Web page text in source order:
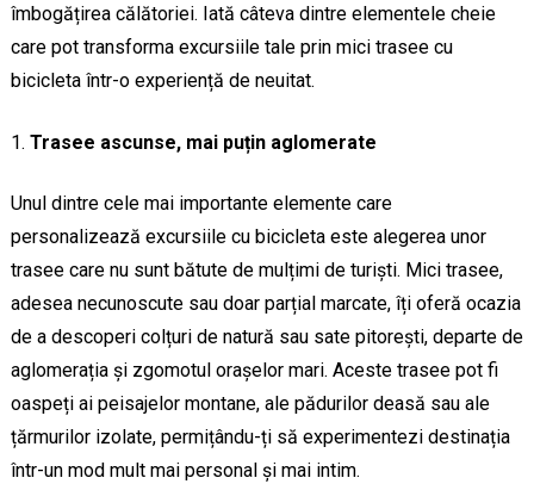
îmbogățirea călătoriei. Iată câteva dintre elementele cheie
care pot transforma excursiile tale prin mici trasee cu
bicicleta într-o experiență de neuitat.
Trasee ascunse, mai puțin aglomerate
Unul dintre cele mai importante elemente care
personalizează excursiile cu bicicleta este alegerea unor
trasee care nu sunt bătute de mulțimi de turiști. Mici trasee,
adesea necunoscute sau doar parțial marcate, îți oferă ocazia
de a descoperi colțuri de natură sau sate pitorești, departe de
aglomerația și zgomotul orașelor mari. Aceste trasee pot fi
oaspeți ai peisajelor montane, ale pădurilor deasă sau ale
țărmurilor izolate, permițându-ți să experimentezi destinația
într-un mod mult mai personal și mai intim.